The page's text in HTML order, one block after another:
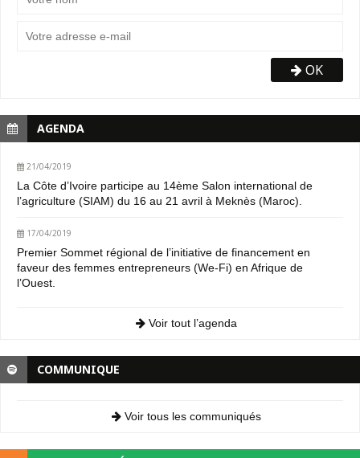
OK
AGENDA
21/04/2019
La Côte d’Ivoire participe au 14ème Salon international de
l’agriculture (SIAM) du 16 au 21 avril à Meknès (Maroc).
17/04/2019
Premier Sommet régional de l’initiative de financement en
faveur des femmes entrepreneurs (We-Fi) en Afrique de
l’Ouest.
Voir tout l’agenda
COMMUNIQUE
Voir tous les communiqués